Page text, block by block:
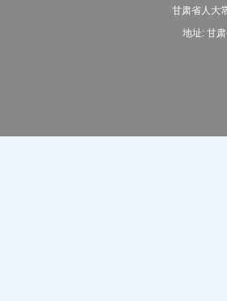
甘肃省人大
地址: 甘